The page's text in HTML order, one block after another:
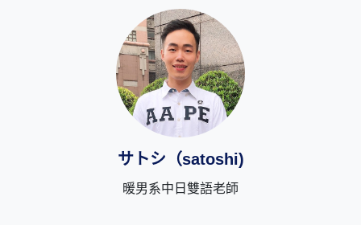
サトシ（satoshi)
暖男系中日雙語老師